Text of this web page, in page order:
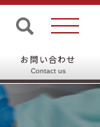
お問い合わせ
Contact us